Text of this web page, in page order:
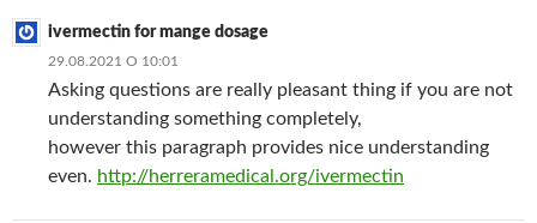
ivermectin for mange dosage
29.08.2021 О 10:01
Asking questions are really pleasant thing if you are not
understanding something completely,
however this paragraph provides nice understanding
even. http://herreramedical.org/ivermectin